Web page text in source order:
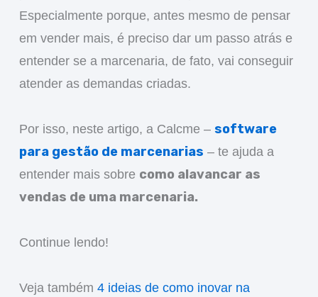
Especialmente porque, antes mesmo de pensar
em vender mais, é preciso dar um passo atrás e
entender se a marcenaria, de fato, vai conseguir
atender as demandas criadas.
Por isso, neste artigo, a Calcme – software
para gestão de marcenarias – te ajuda a
entender mais sobre como alavancar as
vendas de uma marcenaria.
Continue lendo!
Veja também 4 ideias de como inovar na